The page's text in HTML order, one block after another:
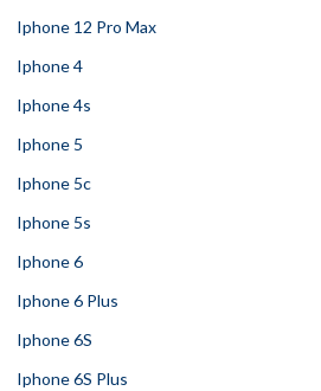
Iphone 12 Pro Max
Iphone 4
Iphone 4s
Iphone 5
Iphone 5c
Iphone 5s
Iphone 6
Iphone 6 Plus
Iphone 6S
Iphone 6S Plus